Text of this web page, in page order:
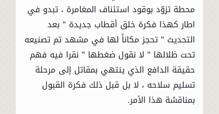
محطة تزوّد بوقود استئناف المغامرة ، تبدو في
اطار كهذا فكرة خلق أقطاب جديدة " بعد
التحديث " تحجز مكاناً لها في مشهد تم تصنيعه
تحت ظلالها " لا نقول ضغطها " نقرا فيه فهم
حقيقة الدافع الذي ينتهي بمقاتل إلى مرحلة
تسليم سلاحه ، لا بل قبل ذلك فكرة القبول
بمناقشة هذا الأمر.